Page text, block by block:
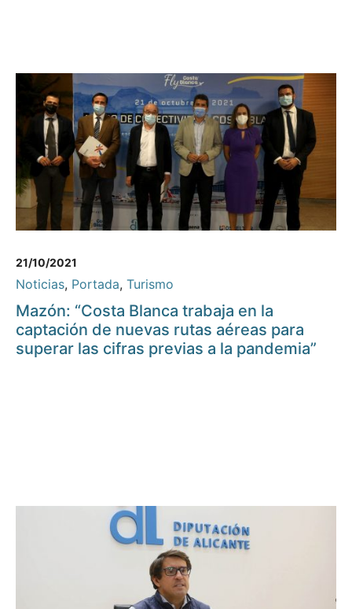
21/10/2021
Noticias, Portada, Turismo
Mazón: “Costa Blanca trabaja en la
captación de nuevas rutas aéreas para
superar las cifras previas a la pandemia”